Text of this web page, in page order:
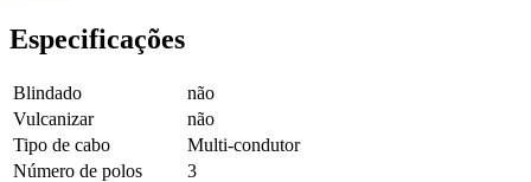
Especificações
Blindado
não
Vulcanizar
não
Tipo de cabo
Multi-condutor
Número de polos
3